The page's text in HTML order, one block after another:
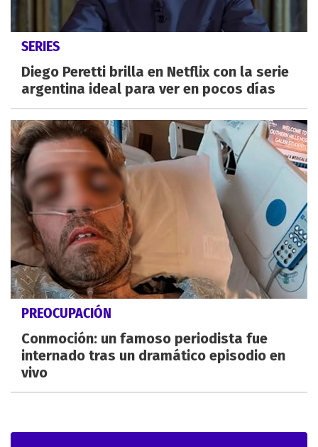
SERIES
Diego Peretti brilla en Netflix con la serie
argentina ideal para ver en pocos días
PREOCUPACIÓN
Conmoción: un famoso periodista fue
internado tras un dramático episodio en
vivo